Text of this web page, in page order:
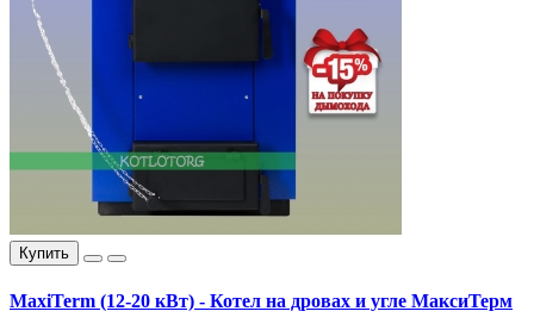
Купить
MaxiTerm (12-20 кВт) - Котел на дровах и угле МаксиТерм